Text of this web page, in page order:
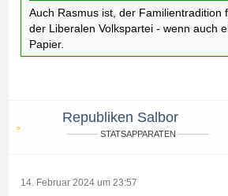
Auch Rasmus ist, der Familientradition
der Liberalen Volkspartei - wenn auch
Papier.
Republiken Salbor
STATSAPPARATEN
14. Februar 2024 um 23:57